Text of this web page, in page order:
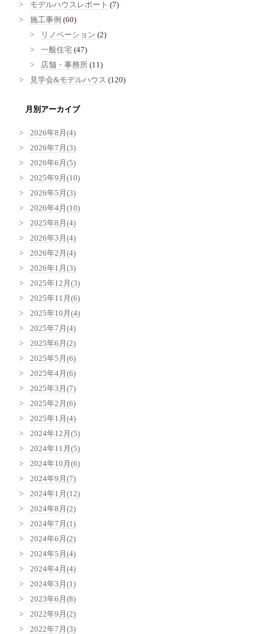
モデルハウスレポート (7)
施工事例 (60)
リノベーション (2)
一般住宅 (47)
店舗・事務所 (11)
見学会&モデルハウス (120)
月別アーカイブ
2026年8月(4)
2026年7月(3)
2026年6月(5)
2025年9月(10)
2026年5月(3)
2026年4月(10)
2025年8月(4)
2026年3月(4)
2026年2月(4)
2026年1月(3)
2025年12月(3)
2025年11月(6)
2025年10月(4)
2025年7月(4)
2025年6月(2)
2025年5月(6)
2025年4月(6)
2025年3月(7)
2025年2月(6)
2025年1月(4)
2024年12月(5)
2024年11月(5)
2024年10月(6)
2024年9月(7)
2024年1月(12)
2024年8月(2)
2024年7月(1)
2024年6月(2)
2024年5月(4)
2024年4月(4)
2024年3月(1)
2023年6月(8)
2022年9月(2)
2022年7月(3)